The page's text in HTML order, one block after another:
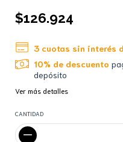
$126.924
3 cuotas sin interés
10% de descuento
depósito
Ver más detalles
CANTIDAD